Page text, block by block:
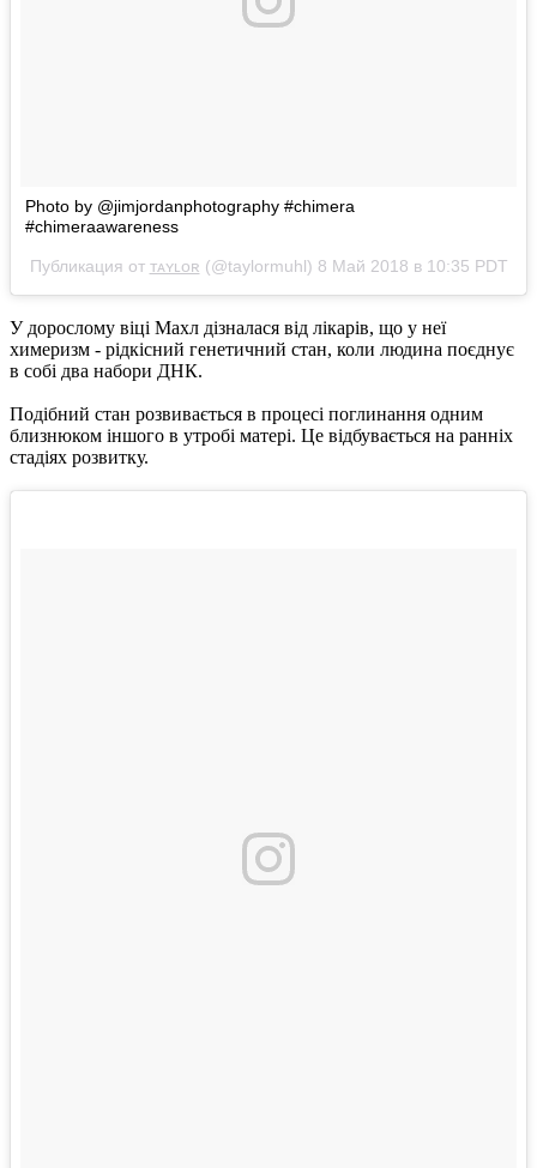
Photo by @jimjordanphotography #chimera
#chimeraawareness
Публикация от ᴛᴀʏʟᴏʀ (@taylormuhl) 8 Май 2018 в 10:35 PDT
У дорослому віці Махл дізналася від лікарів, що у неї
химеризм - рідкісний генетичний стан, коли людина поєднує
в собі два набори ДНК.
Подібний стан розвивається в процесі поглинання одним
близнюком іншого в утробі матері. Це відбувається на ранніх
стадіях розвитку.